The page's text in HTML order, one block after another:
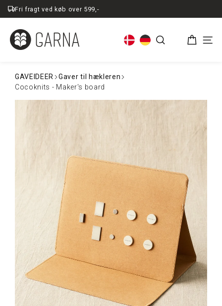
Spring
Fri fragt ved køb over 599,-
GAVEIDEER
Gaver til hækleren
Cocoknits - Maker's board